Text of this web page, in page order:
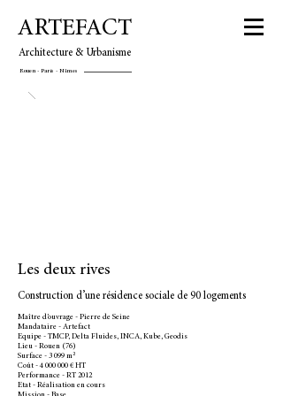
ARTEFACT
Architecture & Urbanisme
Rouen - Paris - Nîmes
Les deux rives
Construction d’une résidence sociale de 90 logements
Maître d’ouvrage - Pierre de Seine
Mandataire - Artefact
Equipe - TMCP, Delta Fluides, INCA, Kube, Geodis
Lieu - Rouen (76)
Surface - 3 099 m²
Coût - 4 000 000 € HT
Performance - RT 2012
Etat - Réalisation en cours